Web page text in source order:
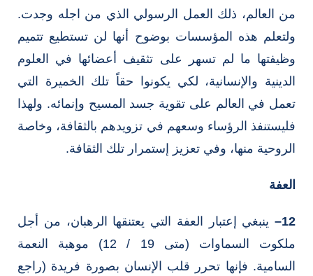
من العالم، ذلك العمل الرسولي الذي من اجله وجدت.
ولتعلم هذه المؤسسات بوضوح أنها لن تستطيع تتميم
وظيفتها ما لم تسهر على تثقيف أعضائها في العلوم
الدينية والإنسانية، لكي يكونوا حقاً تلك الخميرة التي
تعمل في العالم على تقوية جسد المسيح وإنمائه. ولهذا
فليستنفذ الرؤساء وسعهم في تزويدهم بالثقافة، وخاصة
الروحية منها، وفي تعزيز إستمرار تلك الثقافة.
العفة
12
– ينبغي إعتبار العفة التي يعتنقها الرهبان، من أجل
ملكوت السماوات (متى 19 / 12) موهبة النعمة
السامية. فإنها تحرر قلب الإنسان بصورة فريدة (راجع